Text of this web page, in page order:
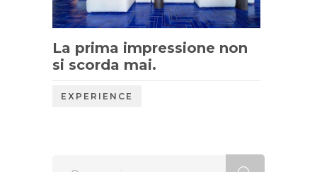
La prima impressione non
si scorda mai.
EXPERIENCE